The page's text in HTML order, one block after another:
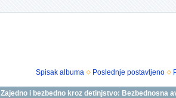
Spisak albuma Poslednje postavljeno
Zajedno i bezbedno kroz detinjstvo: Bezbednosna